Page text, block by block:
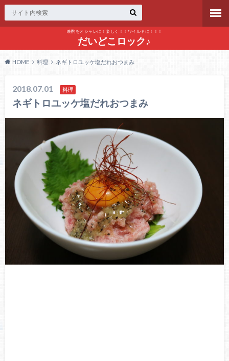
晩酌をオシャレに！楽しく！！ワイルドに！！！
だいどこロック♪
HOME 料理 ネギトロユッケ塩だれおつまみ
2018.07.01 料理
ネギトロユッケ塩だれおつまみ